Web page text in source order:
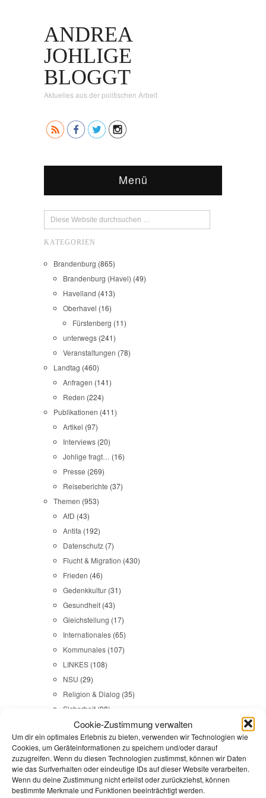
Cookie-Zustimmung verwalten
Um dir ein optimales Erlebnis zu bieten, verwenden wir Technologien wie
Cookies, um Geräteinformationen zu speichern und/oder darauf
zuzugreifen. Wenn du diesen Technologien zustimmst, können wir Daten
wie das Surfverhalten oder eindeutige IDs auf dieser Website verarbeiten.
Wenn du deine Zustimmung nicht erteilst oder zurückziehst, können
bestimmte Merkmale und Funktionen beeinträchtigt werden.
ANDREA
JOHLIGE
BLOGGT
Aktuelles aus der politischen Arbeit
Menü
KATEGORIEN
Brandenburg (865)
Brandenburg (Havel) (49)
Havelland (413)
Oberhavel (16)
Fürstenberg (11)
unterwegs (241)
Veranstaltungen (78)
Landtag (460)
Anfragen (141)
Reden (224)
Publikationen (411)
Artikel (97)
Interviews (20)
Johlige fragt… (16)
Presse (269)
Reiseberichte (37)
Themen (953)
AfD (43)
Antifa (192)
Datenschutz (7)
Flucht & Migration (430)
Frieden (46)
Gedenkkultur (31)
Gesundheit (43)
Gleichstellung (17)
Internationales (65)
Kommunales (107)
LINKES (108)
NSU (29)
Religion & Dialog (35)
Sicherheit (98)
Durchsuchen: Startseite /DEHOGA
Gesundheit,Havelland,Veranstaltungen